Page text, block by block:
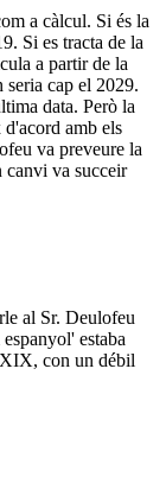
a càlcul. Si és la
Si es tracta de la
a partir de la
seria cap el 2029.
data. Però la
amb els
va preveure la
va succeir
al Sr. Deulofeu
estaba
con un débil